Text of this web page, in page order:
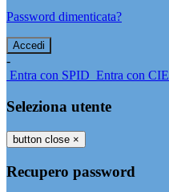
Password dimenticata?
-
Entra con SPID Entra con CIE
Seleziona utente
button close ×
Recupero password